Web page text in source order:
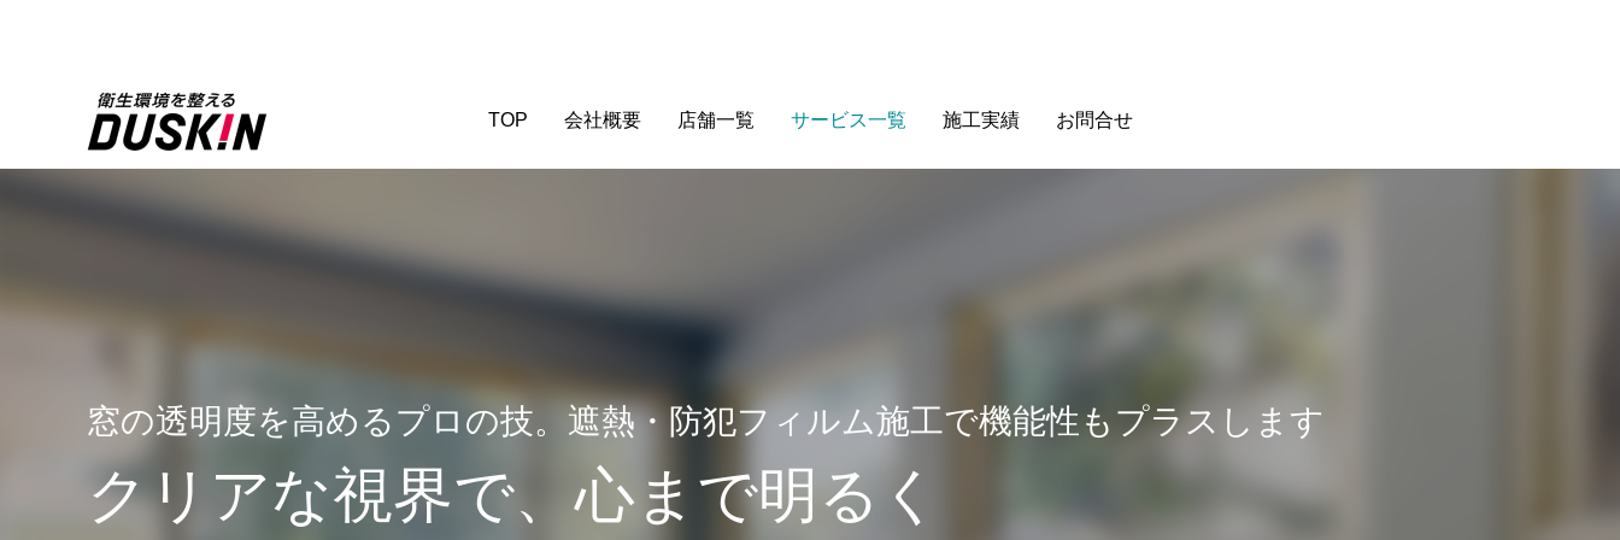
TOP 会社概要 店舗一覧 サービス一覧 施工実績 お問合せ
窓の透明度を高めるプロの技。遮熱・防犯フィルム施工で機能性もプラスします
クリアな視界で、心まで明るく